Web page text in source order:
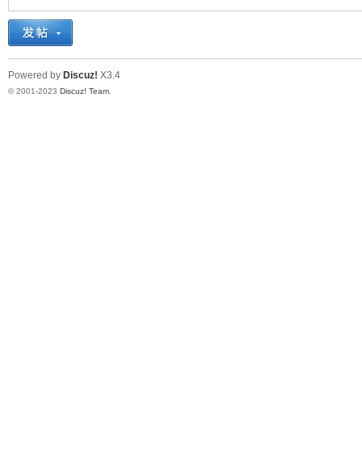
Powered by Discuz! X3.4
© 2001-2023 Discuz! Team.